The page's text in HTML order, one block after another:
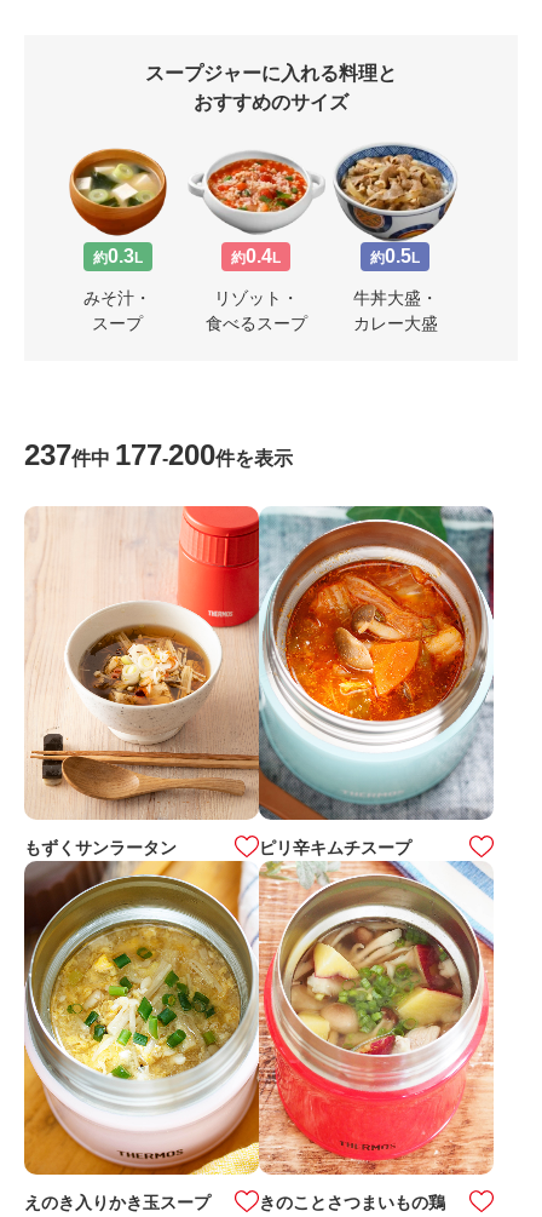
スープジャーに入れる料理と
おすすめのサイズ
約0.3L
みそ汁・
スープ
約0.4L
リゾット・
食べるスープ
約0.5L
牛丼大盛・
カレー大盛
237件中 177-200件を表示
もずくサンラータン ピリ辛キムチスープ
えのき入りかき玉スープ
きのことさつまいもの鶏